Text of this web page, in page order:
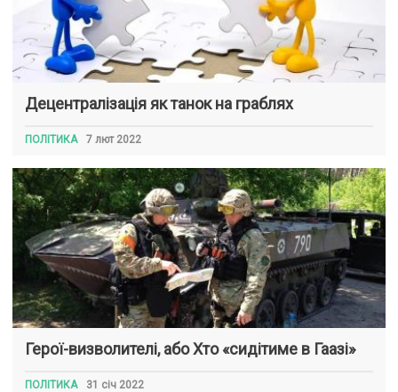
Децентралізація як танок на граблях
ПОЛІТИКА 7 лют 2022
Герої-визволителі, або Хто «сидітиме в Гаазі»
ПОЛІТИКА 31 січ 2022